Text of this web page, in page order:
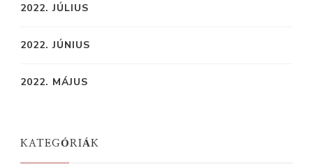
2022. JÚLIUS
2022. JÚNIUS
2022. MÁJUS
KATEGÓRIÁK